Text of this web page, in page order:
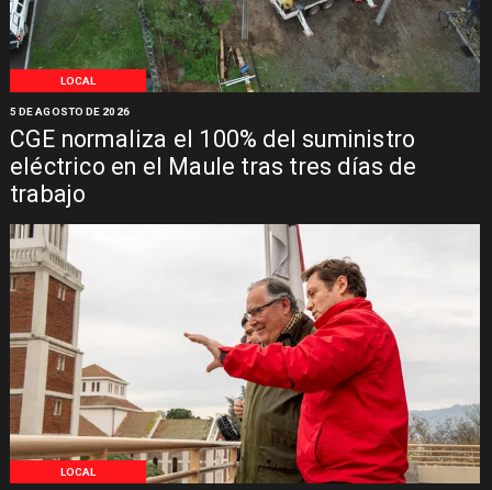
LOCAL
CGE normaliza el 100% del suministro
eléctrico en el Maule tras tres días de
trabajo
5 DE AGOSTO DE 2026
LOCAL